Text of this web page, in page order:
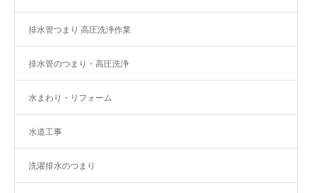
排水管つまり 高圧洗浄作業
排水管のつまり・高圧洗浄
水まわり・リフォーム
水道工事
洗濯排水のつまり